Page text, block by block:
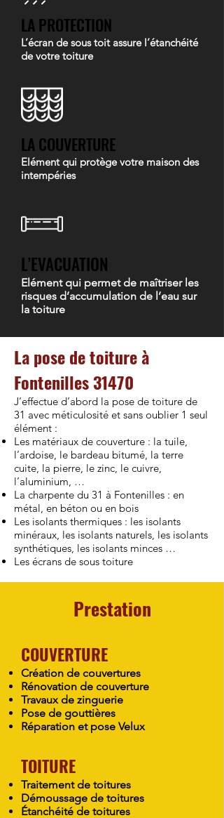
LA PROTECTION
L’écran de sous toit assure l’étanchéité
de votre toiture
LA COUVERTURE
Elément qui protège votre maison des
intempéries
L’EVACUATION
Elément qui permet de maîtriser les
risques d’accumulation de l’eau sur
la toiture
La pose de toiture à
Fontenilles 31470
J’effectue d’abord la pose de toiture de
31 avec méticulosité et sans oublier 1 seul
élément :
Les matériaux de couverture : la tuile,
l’ardoise, le bardeau bitumé, la terre
cuite, la pierre, le zinc, le cuivre,
l’aluminium, …
La charpente du 31 à Fontenilles : en
métal, en béton ou en bois
Les isolants thermiques : les isolants
minéraux, les isolants naturels, les isolants
synthétiques, les isolants minces …
Les écrans de sous toiture
Prestation
COUVERTURE
Création de couvertures
Rénovation de couverture
Travaux de zinguerie
Pose de gouttières
Réparation et pose Velux
TOITURE
Traitement de toitures
Démoussage de toitures
Étanchéité de toitures